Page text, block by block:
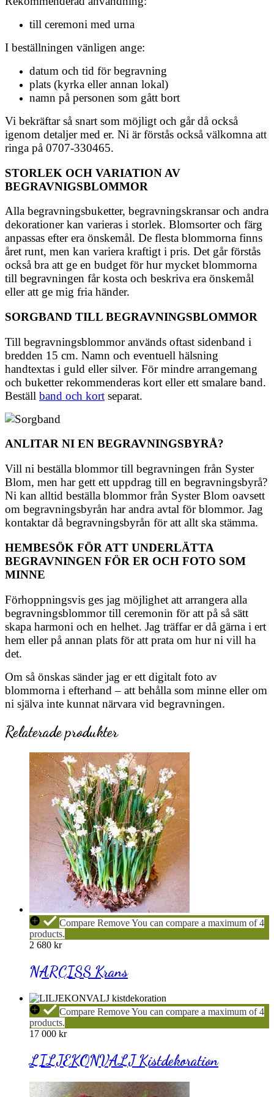
till ceremoni med urna
I beställningen vänligen ange:
datum och tid för begravning
plats (kyrka eller annan lokal)
namn på personen som gått bort
Vi bekräftar så snart som möjligt och går då också
igenom detaljer med er. Ni är förstås också välkomna att
ringa på 0707-330465.
STORLEK OCH VARIATION AV
BEGRAVNIGSBLOMMOR
Alla begravningsbuketter, begravningskransar och andra
dekorationer kan varieras i storlek. Blomsorter och färg
anpassas efter era önskemål. De flesta blommorna finns
året runt, men kan variera kraftigt i pris. Det går förstås
också bra att ge en budget för hur mycket blommorna
till begravningen får kosta och beskriva era önskemål
eller att ge mig fria händer.
SORGBAND TILL BEGRAVNINGSBLOMMOR
Till begravningsblommor används oftast sidenband i
bredden 15 cm. Namn och eventuell hälsning
handtextas i guld eller silver. För mindre arrangemang
och buketter rekommenderas kort eller ett smalare band.
Beställ band och kort separat.
ANLITAR NI EN BEGRAVNINGSBYRÅ?
Vill ni beställa blommor till begravningen från Syster
Blom, men har gett ett uppdrag till en begravningsbyrå?
Ni kan alltid beställa blommor från Syster Blom oavsett
om begravningsbyrån har andra avtal för blommor. Jag
kontaktar då begravningsbyrån för att allt ska stämma.
HEMBESÖK FÖR ATT UNDERLÄTTA
BEGRAVNINGEN FÖR ER OCH FOTO SOM
MINNE
Förhoppningsvis ges jag möjlighet att arrangera alla
begravningsblommor till ceremonin för att på så sätt
skapa harmoni och en helhet. Jag träffar er då gärna i ert
hem eller på annan plats för att prata om hur ni vill ha
det.
Om så önskas sänder jag er ett digitalt foto av
blommorna i efterhand – att behålla som minne eller om
ni själva inte kunnat närvara vid begravningen.
Relaterade produkter
NARCISS
Krans
CompareRemoveYou can compare a maximum of 4
products.
2 680 kr
NARCISS Krans
LILJEKONVALJ
Kistdekoration
CompareRemoveYou can compare a maximum of 4
products.
17 000 kr
LILJEKONVALJ Kistdekoration